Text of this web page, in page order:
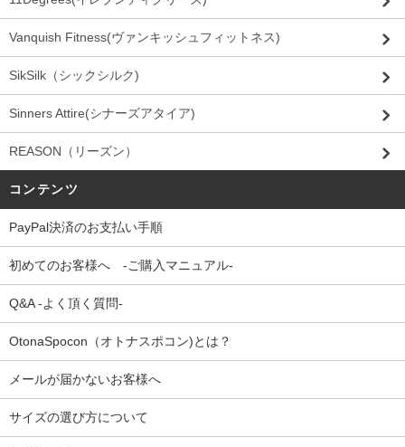
Vanquish Fitness(ヴァンキッシュフィットネス)
SikSilk（シックシルク)
Sinners Attire(シナーズアタイア)
REASON（リーズン）
コンテンツ
PayPal決済のお支払い手順
初めてのお客様へ -ご購入マニュアル-
Q&A -よく頂く質問-
OtonaSpocon（オトナスポコン)とは？
メールが届かないお客様へ
サイズの選び方について